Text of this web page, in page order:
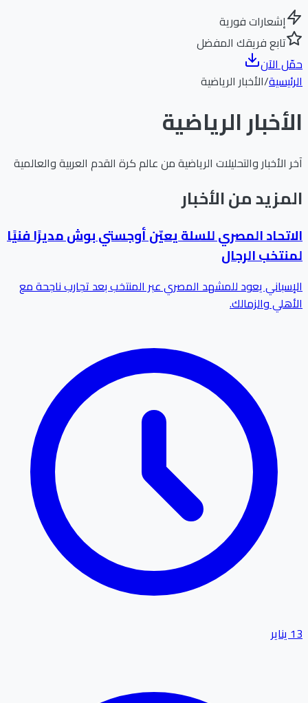
إشعارات فورية
تابع فريقك المفضل
حمّل الآن
الرئيسية/الأخبار الرياضية
الأخبار الرياضية
آخر الأخبار والتحليلات الرياضية من عالم كرة القدم العربية والعالمية
المزيد من الأخبار
الاتحاد المصري للسلة يعيّن أوجستي بوش مديرًا فنيًا
لمنتخب الرجال
الإسباني يعود للمشهد المصري عبر المنتخب بعد تجارب ناجحة مع
الأهلي والزمالك.
13 يناير